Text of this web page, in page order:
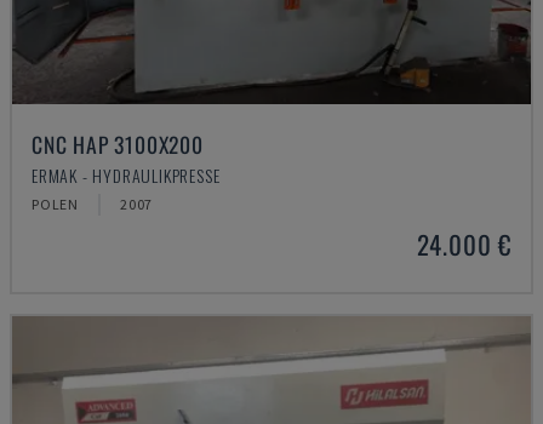
CNC HAP 3100X200
ERMAK - HYDRAULIKPRESSE
POLEN 2007
24.000 €